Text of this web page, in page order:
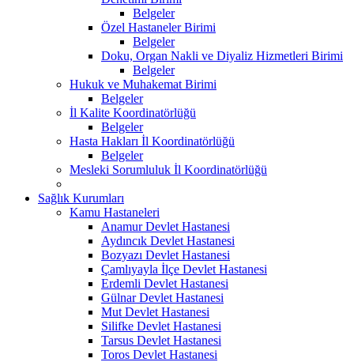
Belgeler
Özel Hastaneler Birimi
Belgeler
Doku, Organ Nakli ve Diyaliz Hizmetleri Birimi
Belgeler
Hukuk ve Muhakemat Birimi
Belgeler
İl Kalite Koordinatörlüğü
Belgeler
Hasta Hakları İl Koordinatörlüğü
Belgeler
Mesleki Sorumluluk İl Koordinatörlüğü
Sağlık Kurumları
Kamu Hastaneleri
Anamur Devlet Hastanesi
Aydıncık Devlet Hastanesi
Bozyazı Devlet Hastanesi
Çamlıyayla İlçe Devlet Hastanesi
Erdemli Devlet Hastanesi
Gülnar Devlet Hastanesi
Mut Devlet Hastanesi
Silifke Devlet Hastanesi
Tarsus Devlet Hastanesi
Toros Devlet Hastanesi